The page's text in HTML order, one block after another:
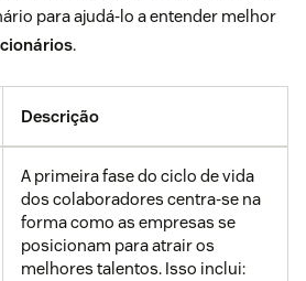
para ajudá-lo a entender melhor
.
Descrição
A primeira fase do ciclo de vida
dos colaboradores centra-se na
forma como as empresas se
posicionam para atrair os
melhores talentos. Isso inclui: